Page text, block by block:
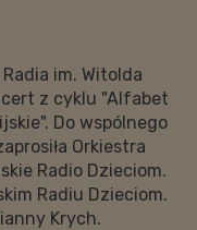
im. Witolda
z cyklu "Alfabet
Do wspólnego
Orkiestra
Radio Dzieciom.
Radiu Dzieciom.
Krych.